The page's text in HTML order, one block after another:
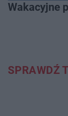
Wakacyjne
SPRAWDŹ